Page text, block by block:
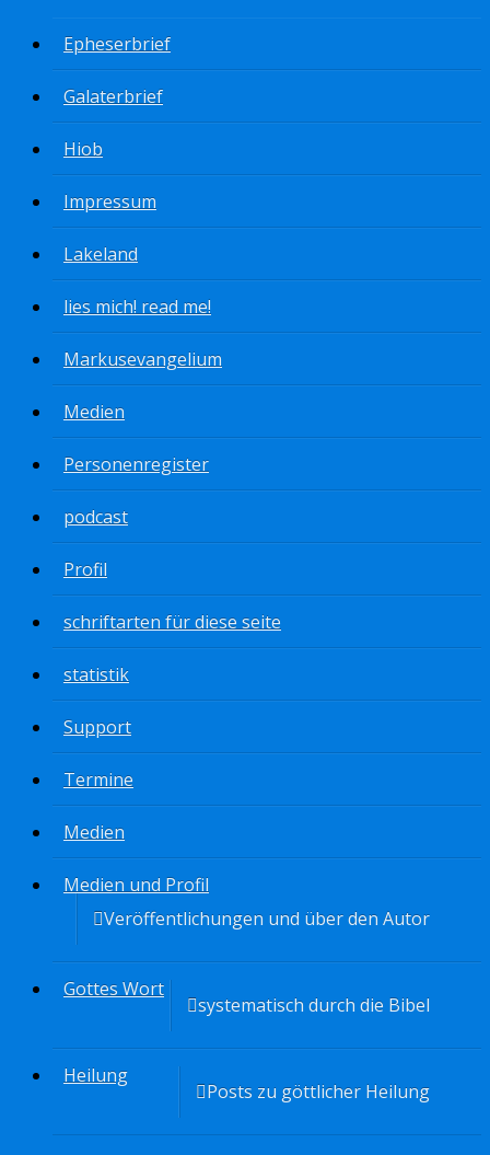
Epheserbrief
Galaterbrief
Hiob
Impressum
Lakeland
lies mich! read me!
Markusevangelium
Medien
Personenregister
podcast
Profil
schriftarten für diese seite
statistik
Support
Termine
Medien
Medien und Profil
Veröffentlichungen und über den Autor
Gottes Wort
systematisch durch die Bibel
Heilung
Posts zu göttlicher Heilung